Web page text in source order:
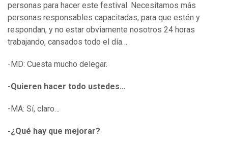
personas para hacer este festival. Necesitamos más
personas responsables capacitadas, para que estén y
respondan, y no estar obviamente nosotros 24 horas
trabajando, cansados todo el día…
-MD: Cuesta mucho delegar.
-Quieren hacer todo ustedes…
-MA: Sí, claro…
-¿Qué hay que mejorar?